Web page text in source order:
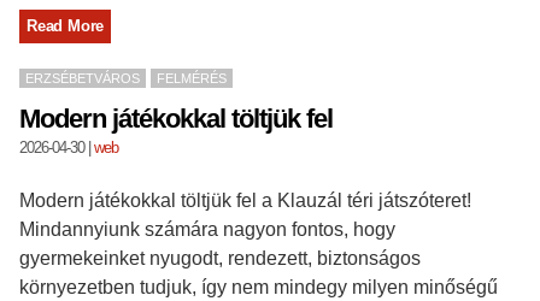
Read More
ERZSÉBETVÁROS FELMÉRÉS
Modern játékokkal töltjük fel
2026-04-30|web
Modern játékokkal töltjük fel a Klauzál téri játszóteret!
Mindannyiunk számára nagyon fontos, hogy
gyermekeinket nyugodt, rendezett, biztonságos
környezetben tudjuk, így nem mindegy milyen minőségű